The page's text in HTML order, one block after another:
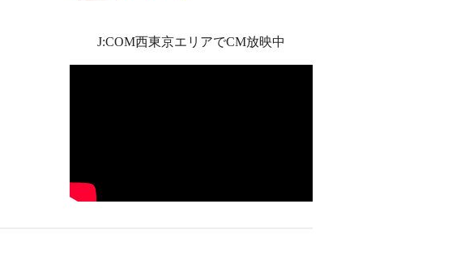
J:COM西東京エリアでCM放映中